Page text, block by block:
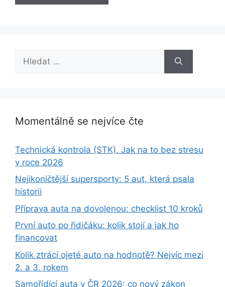
Momentálně se nejvíce čte
Technická kontrola (STK). Jak na to bez stresu
v roce 2026
Nejikoničtější supersporty: 5 aut, která psala
historii
Příprava auta na dovolenou: checklist 10 kroků
První auto po řidičáku: kolik stojí a jak ho
financovat
Kolik ztrácí ojeté auto na hodnotě? Nejvíc mezi
2. a 3. rokem
Samořídící auta v ČR 2026: co nový zákon